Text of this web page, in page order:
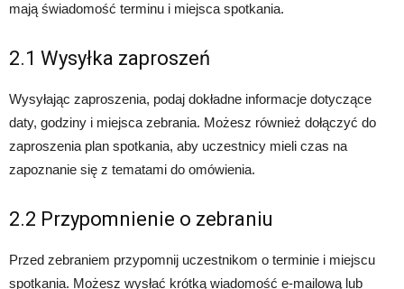
mają świadomość terminu i miejsca spotkania.
2.1 Wysyłka zaproszeń
Wysyłając zaproszenia, podaj dokładne informacje dotyczące
daty, godziny i miejsca zebrania. Możesz również dołączyć do
zaproszenia plan spotkania, aby uczestnicy mieli czas na
zapoznanie się z tematami do omówienia.
2.2 Przypomnienie o zebraniu
Przed zebraniem przypomnij uczestnikom o terminie i miejscu
spotkania. Możesz wysłać krótką wiadomość e-mailową lub